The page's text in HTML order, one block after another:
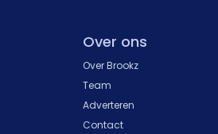
Over ons
Over Brookz
Team
Adverteren
Contact